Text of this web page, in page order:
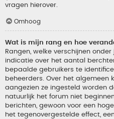
vragen hierover.
Omhoog
Wat is mijn rang en hoe
Rangen, welke verschijnen
indicatie over het aantal
bepaalde gebruikers te
beheerders. Over het algemeen
aangezien ze ingesteld worden
natuurlijk het forum niet
berichten, gewoon voor een
het tegenovergestelde effect,